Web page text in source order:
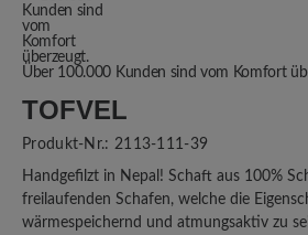
Über 100.000 Kunden sind vom Komfort
TOFVEL
Produkt-Nr.: 2113-111-39
Handgefilzt in Nepal! Schaft aus 100%
freilaufenden Schafen, welche die
wärmespeichernd und atmungsaktiv zu